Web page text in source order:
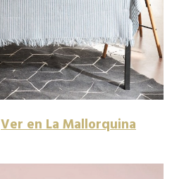
Ver en La Mallorquina